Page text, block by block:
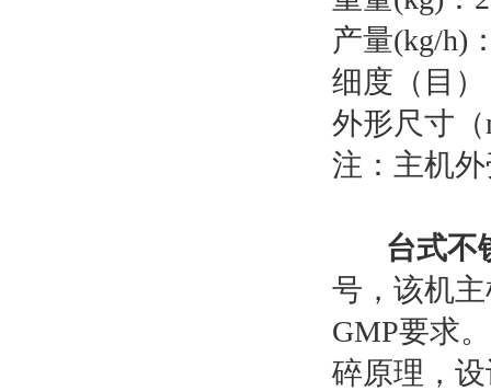
产量(kg/h)
细度（目）
外形尺寸（
注：主机
台式不
号，该机
GMP要求
碎原理，